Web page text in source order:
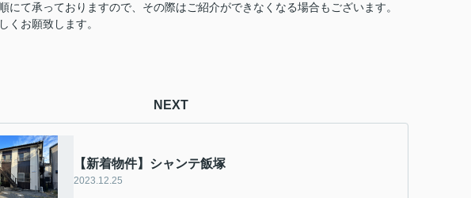
にて承っておりますので、その際はご紹介ができなくなる場合もございます。
くお願致します。
NEXT
【新着物件】シャンテ飯塚
2023.12.25